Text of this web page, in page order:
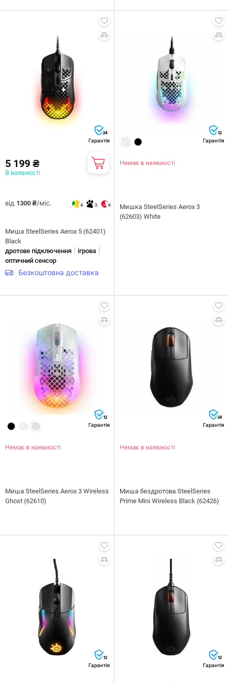
24
Гарантія
5 199 ₴
В наявності
від 1300 ₴/міс. 4 3 4
Миша SteelSeries Aerox 5 (62401)
Black
дротове підключення
ігрова
оптичний сенсор
Безкоштовна доставка
12
Гарантія
Немає в наявності
Мишка SteelSeries Aerox 3
(62603) White
12
Гарантія
Немає в наявності
Миша SteelSeries Aerox 3 Wireless
Ghost (62610)
24
Гарантія
Немає в наявності
Миша бездротова SteelSeries
Prime Mini Wireless Black (62426)
12
Гарантія
12
Гарантія